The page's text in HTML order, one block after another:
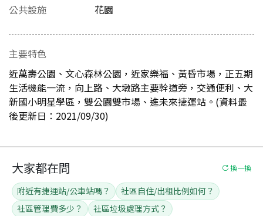
公共設施
花園
主要特色
近萬壽公園、文心森林公園，近家樂福、黃昏市場，正五期
生活機能一流，向上路、大墩路主要幹道旁，交通便利、大
新國小明星學區，雙公園雙市場、進未來捷運站。(資料最
後更新日：2021/09/30)
大家都在問 換一換
附近有捷運站/公車站嗎？
社區自住/出租比例如何？
社區管理費多少？
社區垃圾處理方式？